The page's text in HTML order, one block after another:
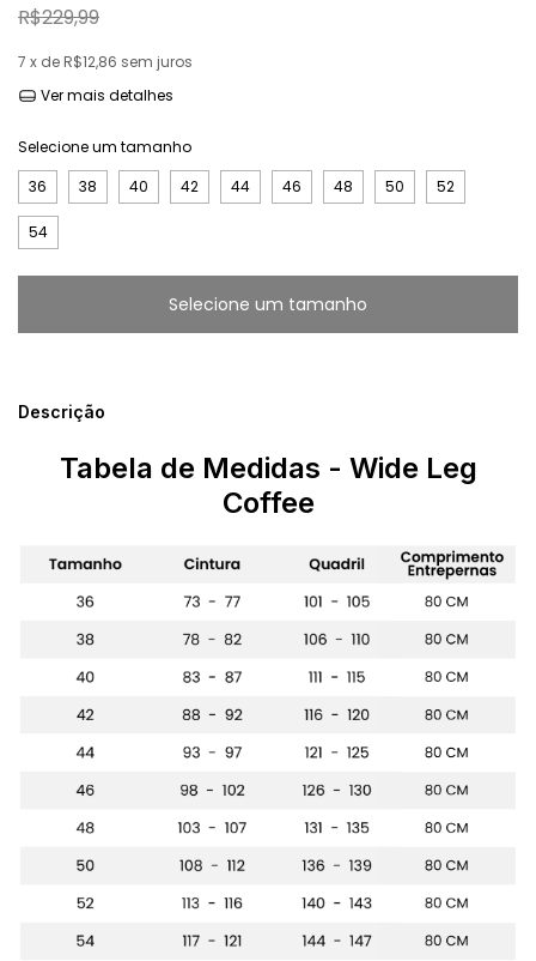
R$229,99
7 x de R$12,86 sem juros
Ver mais detalhes
Selecione um tamanho
36
38 40 42 44 46 48 50 52
54
Descrição
Tabela de Medidas - Wide Leg
Coffee